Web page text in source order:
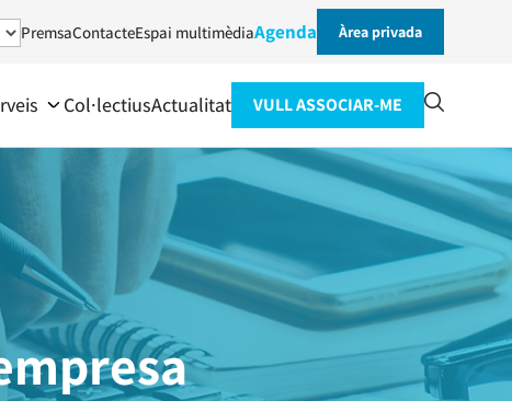
PremsaContacteEspai multimèdiaAgenda Àrea privada
Col·lectiusActualitat VULL ASSOCIAR-ME